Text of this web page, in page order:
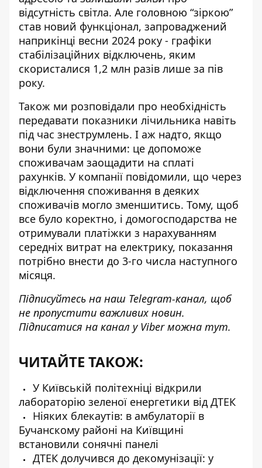
відсутність світла. Але головною “зіркою”
став новий функціонал, запроваджений
наприкінці весни 2024 року - графіки
стабілізаційних відключень, яким
скористалися 1,2 млн разів лише за пів
року.
Також ми розповідали про необхідність
передавати показники лічильника навіть
під час знеструмлень. І аж надто, якщо
вони були значними: це допоможе
споживачам заощадити на сплаті
рахунків. У компанії повідомили, що через
відключення споживання в деяких
споживачів могло зменшитись. Тому, щоб
все було коректно, і домогосподарства не
отримували платіжки з нарахуванням
середніх витрат на електрику, показання
потрібно внести до 3-го числа наступного
місяця.
Підписуйтесь на наш Telegram-канал, щоб
не пропустити важливих новин.
Підписатися на канал у Viber можна тут.
ЧИТАЙТЕ ТАКОЖ:
У Київській політехніці відкрили
лабораторію зеленої енергетики від ДТЕК
Ніяких блекаутів: в амбулаторії в
Бучанскому районі на Київщині
встановили сонячні панелі
ДТЕК долучився до декомунізації: у